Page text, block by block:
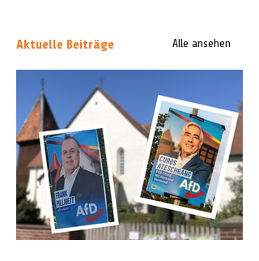
Aktuelle Beiträge Alle ansehen